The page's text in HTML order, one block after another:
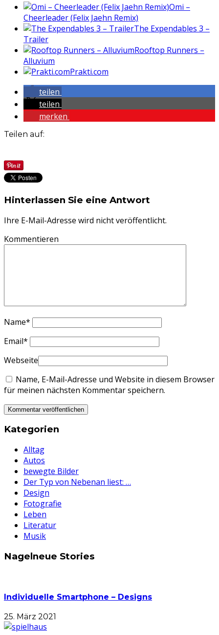
Omi –
Cheerleader (Felix Jaehn Remix)
The Expendables 3 –
Trailer
Rooftop Runners –
Alluvium
Prakti.com
teilen
teilen
merken
Teilen auf:
Hinterlassen Sie eine Antwort
Ihre E-Mail-Adresse wird nicht veröffentlicht.
Kommentieren
Name*
Email*
Webseite
Name, E-Mail-Adresse und Website in diesem Browser
für meinen nächsten Kommentar speichern.
Kategorien
Alltag
Autos
bewegte Bilder
Der Typ von Nebenan liest: …
Design
Fotografie
Leben
Literatur
Musik
Nagelneue Stories
Individuelle Smartphone – Designs
25. März 2021